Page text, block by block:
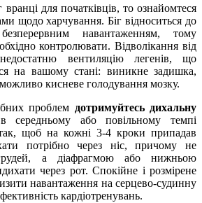
для початківців, то ознайомтеся
щодо харчування. Біг відноситься до
навантаженням, тому
контролювати. Відволікання від
вентиляцію легенів, що
на вашому стані: виникне задишка,
кисневе голодування мозку.
проблем дотримуйтесь дихальну
або повільному темпі
щоб на кожні 3-4 кроки припадав
потрібно через ніс, причому не
а діафрагмою або нижньою
через рот. Спокійне і розмірене
навантаження на серцево-судинну
кардіотренувань.